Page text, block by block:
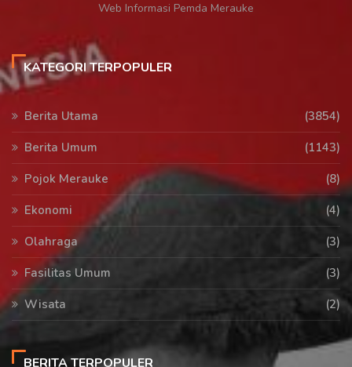
Web Informasi Pemda Merauke
KATEGORI TERPOPULER
Berita Utama
(3854)
Berita Umum
(1143)
Pojok Merauke
(8)
Ekonomi
(4)
Olahraga
(3)
Fasilitas Umum
(3)
Wisata
(2)
BERITA TERPOPULER